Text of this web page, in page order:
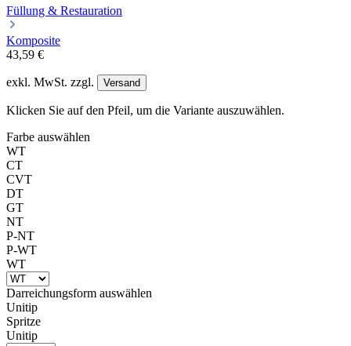
Füllung & Restauration
Komposite
43,59 €
exkl. MwSt. zzgl. Versand
Klicken Sie auf den Pfeil, um die Variante auszuwählen.
Farbe auswählen
WT
CT
CVT
DT
GT
NT
P-NT
P-WT
WT
Darreichungsform auswählen
Unitip
Spritze
Unitip